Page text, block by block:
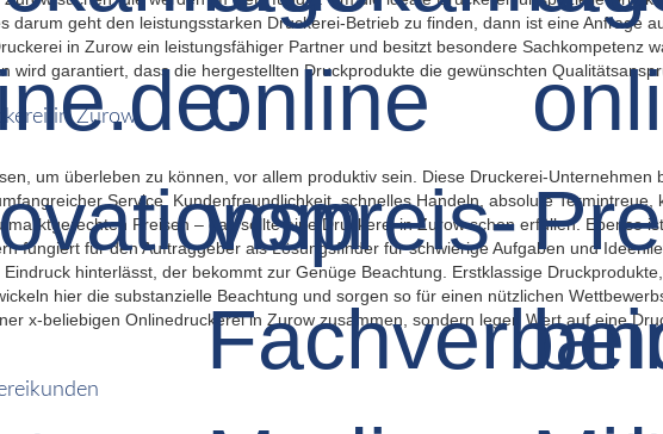
darum geht den leistungsstarken Druckerei-Betrieb zu finden, dann ist eine Anfrage
in Zurow ein leistungsfähiger Partner und besitzt besondere Sachkompetenz
wird garantiert, dass die hergestellten Druckprodukte die gewünschten
in Zurow
um überleben zu können, vor allem produktiv sein. Diese Druckerei-
Service, Kundenfreundlichkeit, schnelles Handeln, absolute
marktgerechten Preisen – das sollte eine Druckerei in Zurow schon erfüllen. Ebenso
fungiert für den Auftraggeber als Lösungsfinder für schwierige Aufgaben und
hinterlässt, der bekommt zur Genüge Beachtung. Erstklassige
hier die substanzielle Beachtung und sorgen so für einen nützlichen
x-beliebigen Onlinedruckerei in Zurow zusammen, sondern legen Wert auf eine